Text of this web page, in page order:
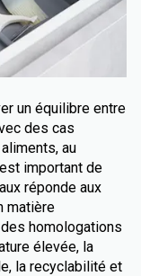
un équilibre entre
des cas
au
important de
réponde aux
matière
homologations
élevée, la
la recyclabilité et